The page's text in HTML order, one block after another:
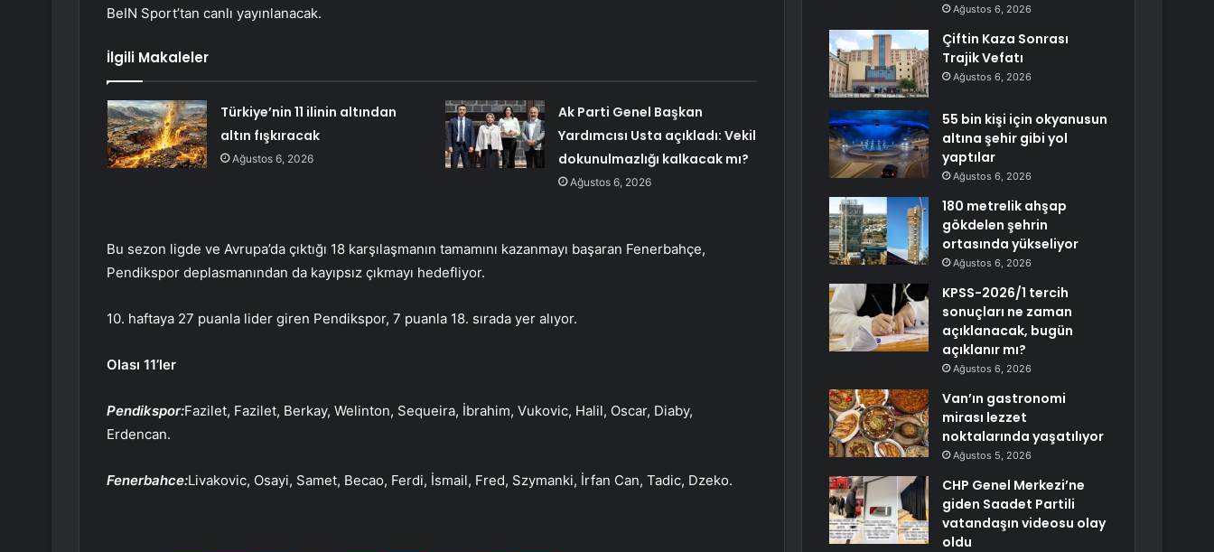
BeIN Sport’tan canlı yayınlanacak.
İlgili Makaleler
Türkiye’nin 11 ilinin altından
altın fışkıracak
Ağustos 6, 2026
Ak Parti Genel Başkan
Yardımcısı Usta açıkladı: Vekil
dokunulmazlığı kalkacak mı?
Ağustos 6, 2026
Bu sezon ligde ve Avrupa’da çıktığı 18 karşılaşmanın tamamını kazanmayı başaran Fenerbahçe,
Pendikspor deplasmanından da kayıpsız çıkmayı hedefliyor.
10. haftaya 27 puanla lider giren Pendikspor, 7 puanla 18. sırada yer alıyor.
Olası 11’ler
Pendikspor:Fazilet, Fazilet, Berkay, Welinton, Sequeira, İbrahim, Vukovic, Halil, Oscar, Diaby,
Erdencan.
Fenerbahce:Livakovic, Osayi, Samet, Becao, Ferdi, İsmail, Fred, Szymanki, İrfan Can, Tadic, Dzeko.
Ağustos 6, 2026
Çiftin Kaza Sonrası
Trajik Vefatı
Ağustos 6, 2026
55 bin kişi için okyanusun
altına şehir gibi yol
yaptılar
Ağustos 6, 2026
180 metrelik ahşap
gökdelen şehrin
ortasında yükseliyor
Ağustos 6, 2026
KPSS-2026/1 tercih
sonuçları ne zaman
açıklanacak, bugün
açıklanır mı?
Ağustos 6, 2026
Van’ın gastronomi
mirası lezzet
noktalarında yaşatılıyor
Ağustos 5, 2026
CHP Genel Merkezi’ne
giden Saadet Partili
vatandaşın videosu olay
oldu